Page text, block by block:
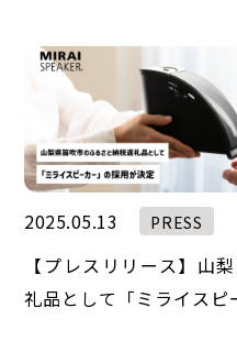
2025.05.13 PRESS
【プレスリリース】山
礼品として「ミライス